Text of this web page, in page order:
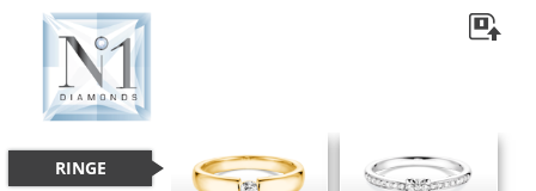
RINGE